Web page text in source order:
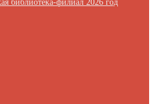
библиотека-филиал 2026 год